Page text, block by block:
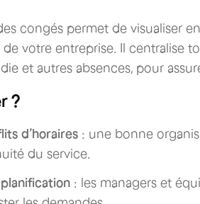
congés permet de visualiser
de votre entreprise. Il centralise
et autres absences, pour
?
d’horaires : une bonne
du service.
: les managers et